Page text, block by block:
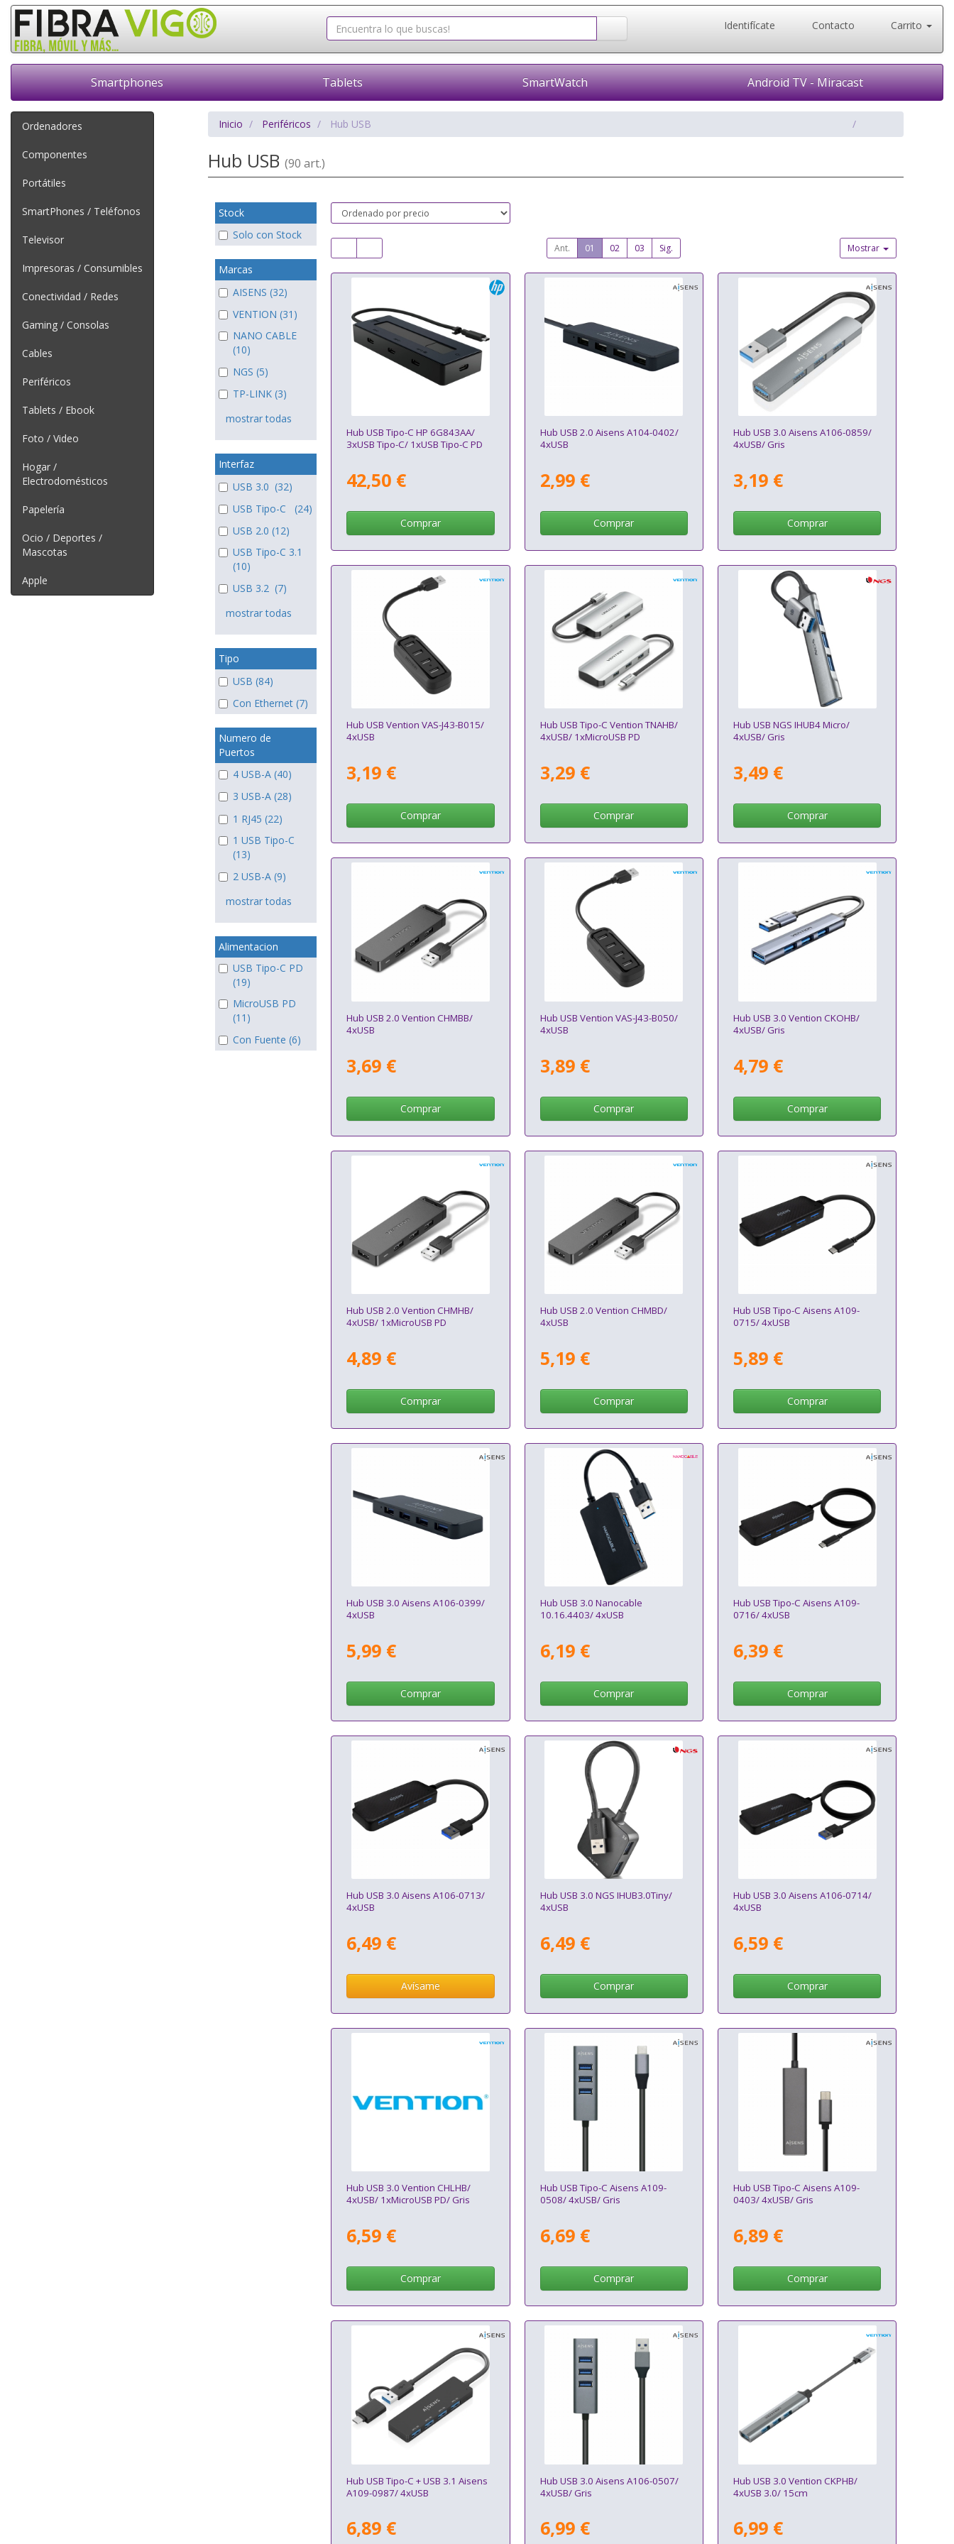
Identifícate Contacto Carrito
Smartphones Tablets SmartWatch Android TV - Miracast
Ordenadores
Componentes
Portátiles
SmartPhones / Teléfonos
Televisor
Impresoras / Consumibles
Conectividad / Redes
Gaming / Consolas
Cables
Periféricos
Tablets / Ebook
Foto / Video
Hogar /
Electrodomésticos
Papelería
Ocio / Deportes /
Mascotas
Apple
Inicio Periféricos Hub USB
Hub USB (90 art.)
Stock
Solo con Stock
Marcas
AISENS (32)
VENTION (31)
NANO CABLE
(10)
NGS (5)
TP-LINK (3)
mostrar todas
Interfaz
USB 3.0 (32)
USB Tipo-C (24)
USB 2.0 (12)
USB Tipo-C 3.1
(10)
USB 3.2 (7)
mostrar todas
Tipo
USB (84)
Con Ethernet (7)
Numero de
Puertos
4 USB-A (40)
3 USB-A (28)
1 RJ45 (22)
1 USB Tipo-C
(13)
2 USB-A (9)
mostrar todas
Alimentacion
USB Tipo-C PD
(19)
MicroUSB PD
(11)
Con Fuente (6)
Ant. 01 02 03 Sig. Mostrar
Hub USB Tipo-C HP 6G843AA/
3xUSB Tipo-C/ 1xUSB Tipo-C PD
42,50 €
Comprar
Hub USB 2.0 Aisens A104-0402/
4xUSB
2,99 €
Comprar
Hub USB 3.0 Aisens A106-0859/
4xUSB/ Gris
3,19 €
Comprar
Hub USB Vention VAS-J43-B015/
4xUSB
3,19 €
Comprar
Hub USB Tipo-C Vention TNAHB/
4xUSB/ 1xMicroUSB PD
3,29 €
Comprar
Hub USB NGS IHUB4 Micro/
4xUSB/ Gris
3,49 €
Comprar
Hub USB 2.0 Vention CHMBB/
4xUSB
3,69 €
Comprar
Hub USB Vention VAS-J43-B050/
4xUSB
3,89 €
Comprar
Hub USB 3.0 Vention CKOHB/
4xUSB/ Gris
4,79 €
Comprar
Hub USB 2.0 Vention CHMHB/
4xUSB/ 1xMicroUSB PD
4,89 €
Comprar
Hub USB 2.0 Vention CHMBD/
4xUSB
5,19 €
Comprar
Hub USB Tipo-C Aisens A109-
0715/ 4xUSB
5,89 €
Comprar
Hub USB 3.0 Aisens A106-0399/
4xUSB
5,99 €
Comprar
Hub USB 3.0 Nanocable
10.16.4403/ 4xUSB
6,19 €
Comprar
Hub USB Tipo-C Aisens A109-
0716/ 4xUSB
6,39 €
Comprar
Hub USB 3.0 Aisens A106-0713/
4xUSB
6,49 €
Avísame
Hub USB 3.0 NGS IHUB3.0Tiny/
4xUSB
6,49 €
Comprar
Hub USB 3.0 Aisens A106-0714/
4xUSB
6,59 €
Comprar
Hub USB 3.0 Vention CHLHB/
4xUSB/ 1xMicroUSB PD/ Gris
6,59 €
Comprar
Hub USB Tipo-C Aisens A109-
0508/ 4xUSB/ Gris
6,69 €
Comprar
Hub USB Tipo-C Aisens A109-
0403/ 4xUSB/ Gris
6,89 €
Comprar
Hub USB Tipo-C + USB 3.1 Aisens
A109-0987/ 4xUSB
6,89 €
Hub USB 3.0 Aisens A106-0507/
4xUSB/ Gris
6,99 €
Hub USB 3.0 Vention CKPHB/
4xUSB 3.0/ 15cm
6,99 €